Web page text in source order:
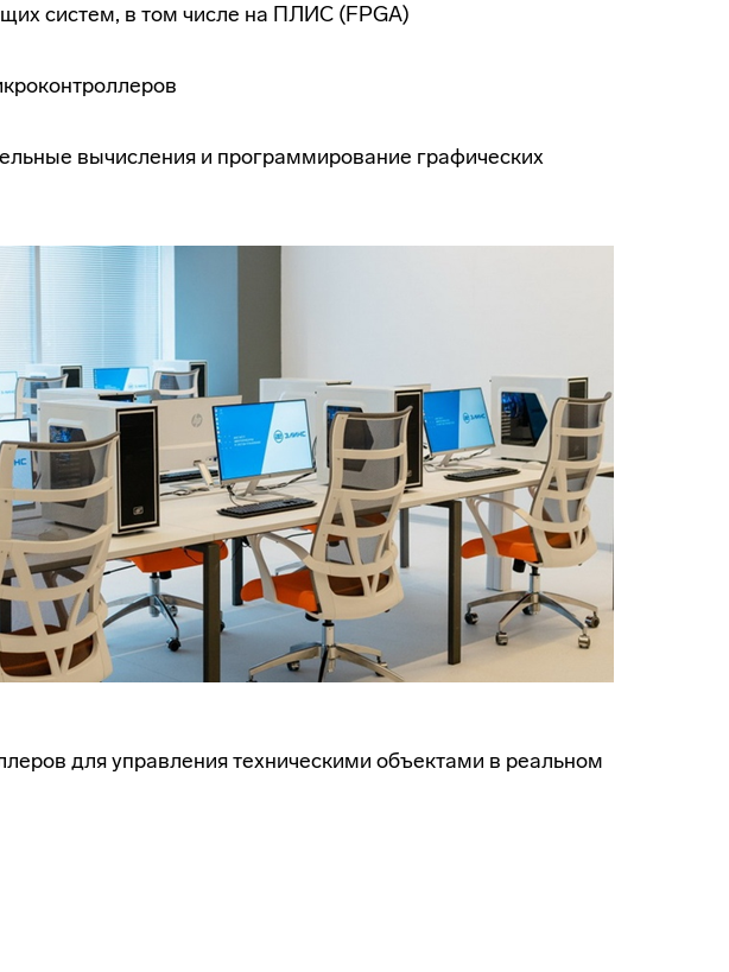
систем, в том числе на ПЛИС (FPGA)
вычисления и программирование графических
для управления техническими объектами в реальном